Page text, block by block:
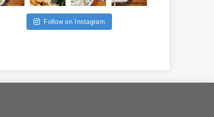
Follow on Instagram